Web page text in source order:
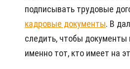
подписывать трудовые
кадровые документы. В
следить, чтобы документы
именно тот, кто имеет на